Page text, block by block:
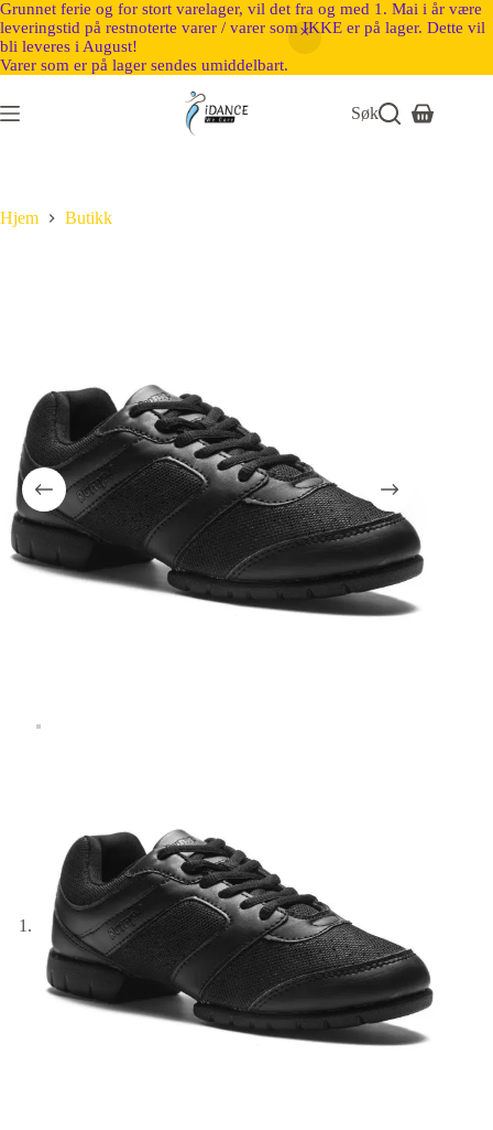
Grunnet ferie og for stort varelager, vil det fra og med 1. Mai i år være
leveringstid på restnoterte varer / varer som IKKE er på lager. Dette vil
bli leveres i August!
Varer som er på lager sendes umiddelbart.
Søk
Hjem Butikk